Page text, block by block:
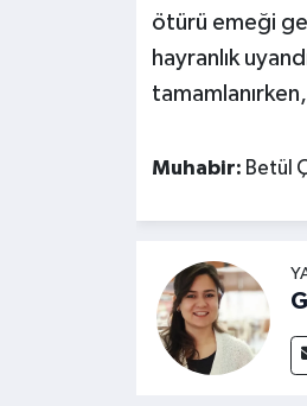
ötürü emeği
hayranlık
Muhabir: Betül